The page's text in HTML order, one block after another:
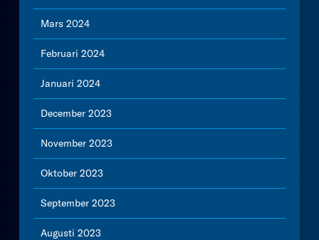
Mars 2024
Februari 2024
Januari 2024
December 2023
November 2023
Oktober 2023
September 2023
Augusti 2023